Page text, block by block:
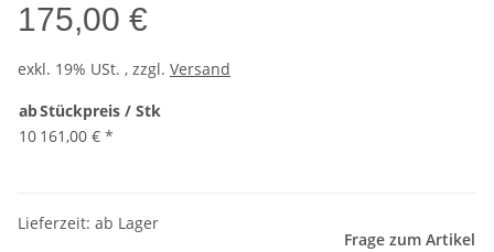
175,00 €
exkl. 19% USt. , zzgl. Versand
abStückpreis / Stk
10 161,00 € *
Lieferzeit: ab Lager
Frage zum Artikel